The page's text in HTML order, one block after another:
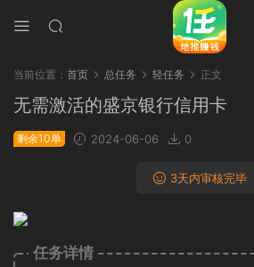
当前位置： 首页 总任务 轻任务 正文
无需激活的盛京银行信用卡
剩余10单 2024-06-06 0
3天内审核完毕
任务详情